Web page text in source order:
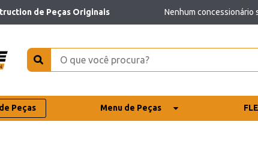
de Peças Originais Nenhum concessionário
Peças Menu de Peças